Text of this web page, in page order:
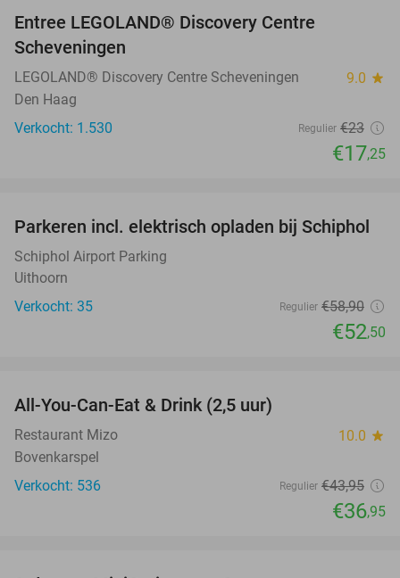
Entree LEGOLAND® Discovery Centre
Scheveningen
LEGOLAND® Discovery Centre Scheveningen 9.0 star
Den Haag
Verkocht: 1.530
Regulier €23
€17,25
11%
Parkeren incl. elektrisch opladen bij Schiphol
Schiphol Airport Parking
Uithoorn
Verkocht: 35
Regulier €58,90
€52,50
All-You-Can-Eat & Drink (2,5 uur)
Restaurant Mizo 10.0 star
Bovenkarspel
Verkocht: 536
Regulier €43,95
€36,95